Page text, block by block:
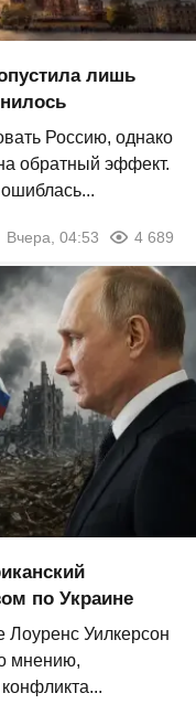
лишь
Россию, однако
обратный эффект.
Вчера, 04:53 4 689
по Украине
Уилкерсон
мнению,